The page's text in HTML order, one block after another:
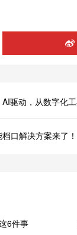
驱动，从数字化
口解决方案来了！
6件事